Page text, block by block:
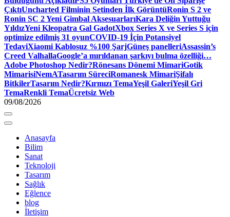
ÇıktıUncharted Filminin Setinden İlk GörüntüRonin S 2 ve
Ronin SC 2 Yeni Gimbal AksesuarlarıKara Deliğin Yuttuğu
YıldızYeni Kleopatra Gal GadotXbox Series X ve Series S için
optimize edilmiş 31 oyunCOVID-19 İçin Potansiyel
TedaviXiaomi Kablosuz %100 ŞarjGüneş panelleriAssassin’s
Creed ValhallaGoogle’a mırıldanan şarkıyı bulma özelliği…
Adobe Photoshop Nedir?Rönesans Dönemi MimariGotik
MimarisiNemATasarım SüreciRomanesk MimariŞifalı
BitkilerTasarım Nedir?Kırmızı TemaYeşil GaleriYeşil Gri
TemaRenkli TemaÜcretsiz Web
09/08/2026
Anasayfa
Bilim
Sanat
Teknoloji
Tasarım
Sağlık
Eğlence
blog
İletişim